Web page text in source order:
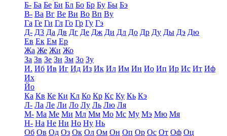
Б- Ба Бе Би Бл Бо Бр Бу Бы Бэ
В- Ва Вг Ве Ви Во Вп Ву
Га Ге Ги Гл Го Гр Гу Гэ
Д- Д3 Да Дв Дг Де Дж Ди Дл До Др Ду Ды Дэ Дю
Ев Ек Ем Ер
Жа Же Жи Жо
За Зв Зе Зи Зм Зо Зу
И. Иб Ив Иг Ид Из Ик Ил Им Ин Ио Ип Ир Ис Ит Иф
Их
Йо
Ка Кв Ке Ки Кл Ко Кр Кс Ку Кь Кэ
Л- Ла Ле Ли Ло Лу Ль Лю Ля
М- Ма Ме Ми Мл Мм Мо Мс Му Мэ Мю Мя
Н- На Не Ни Но Ну Нь
Об Ов Од Оз Ок Ол Ом Он Оп Ор Ос От Оф Оц